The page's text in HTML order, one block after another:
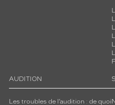
AUDITION
Les troubles de l’audition : de quoi